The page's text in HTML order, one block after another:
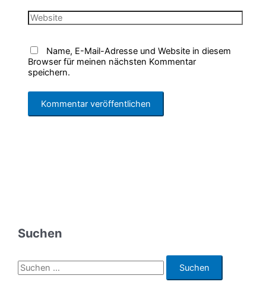
Website
Name, E-Mail-Adresse und Website in diesem
Browser für meinen nächsten Kommentar
speichern.
Suchen
S